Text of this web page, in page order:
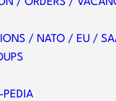
/ NATO / EU /